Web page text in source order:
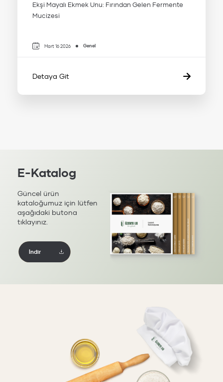
Ekşi Mayalı Ekmek Unu: Fırından Gelen Fermente
Mucizesi
Mart 16 2026 Genel
Detaya Git
E-Katalog
Güncel ürün
kataloğumuz için lütfen
aşağıdaki butona
tıklayınız.
İndir